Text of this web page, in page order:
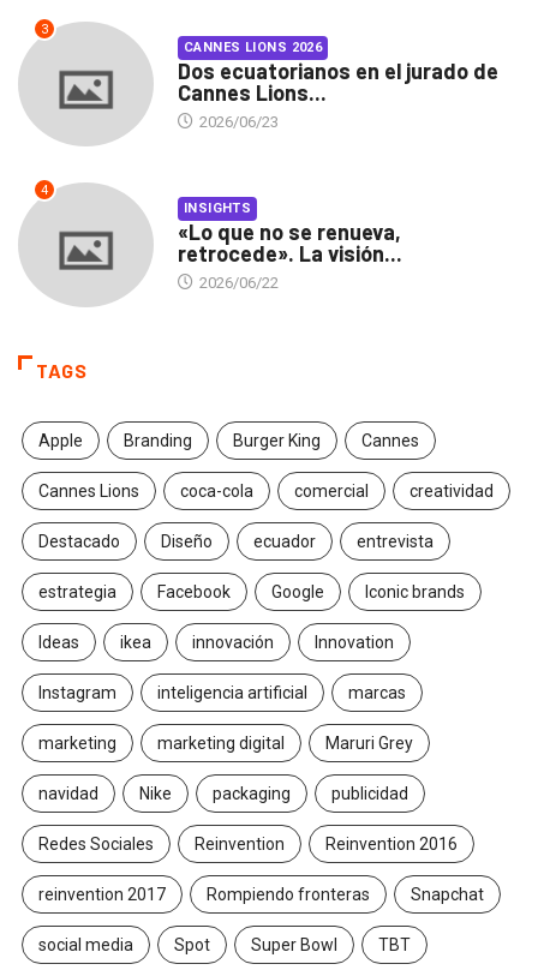
3
CANNES LIONS 2026
Dos ecuatorianos en el jurado de
Cannes Lions...
2026/06/23
4
INSIGHTS
«Lo que no se renueva,
retrocede». La visión...
2026/06/22
TAGS
Apple Branding Burger King Cannes
Cannes Lions coca-cola comercial creatividad
Destacado Diseño ecuador entrevista
estrategia Facebook Google Iconic brands
Ideas ikea innovación Innovation
Instagram inteligencia artificial marcas
marketing marketing digital Maruri Grey
navidad Nike packaging publicidad
Redes Sociales Reinvention Reinvention 2016
reinvention 2017 Rompiendo fronteras Snapchat
social media Spot Super Bowl TBT